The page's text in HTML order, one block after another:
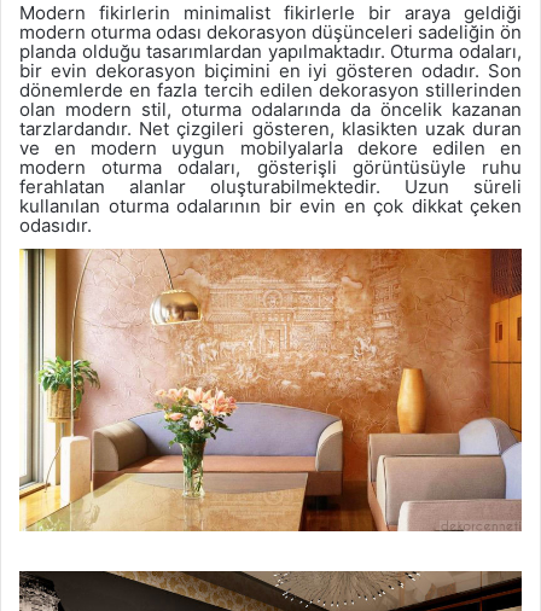
Modern fikirlerin minimalist fikirlerle bir araya geldiği
modern oturma odası dekorasyon düşünceleri sadeliğin ön
planda olduğu tasarımlardan yapılmaktadır. Oturma odaları,
bir evin dekorasyon biçimini en iyi gösteren odadır. Son
dönemlerde en fazla tercih edilen dekorasyon stillerinden
olan modern stil, oturma odalarında da öncelik kazanan
tarzlardandır. Net çizgileri gösteren, klasikten uzak duran
ve en modern uygun mobilyalarla dekore edilen en
modern oturma odaları, gösterişli görüntüsüyle ruhu
ferahlatan alanlar oluşturabilmektedir. Uzun süreli
kullanılan oturma odalarının bir evin en çok dikkat çeken
odasıdır.